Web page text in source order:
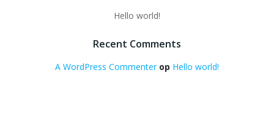
Hello world!
Recent Comments
A WordPress Commenterop Hello world!